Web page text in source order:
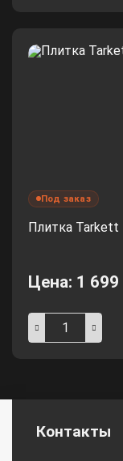
Под заказ
Плитка Tarkett
Цена: 1 699
Контакты